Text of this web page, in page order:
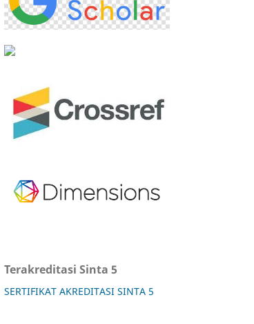
Terakreditasi Sinta 5
SERTIFIKAT AKREDITASI SINTA 5